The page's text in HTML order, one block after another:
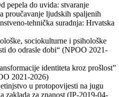
pepela do uvida: stvaranje
proučavanje ljudskih spaljenih
tehnička suradnja: Hrvatska
sociokulturne i psihološke
do odrasle dobi“ (NPOO 2021-
identiteta kroz prošlost”
2021-2026)
u protopovijesti na jugu
zaklada za znanost (IP-2019-04-